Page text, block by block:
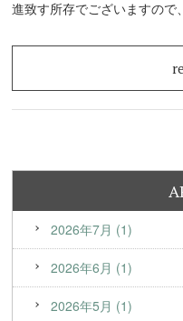
進致す所存でございますの
2026年7月 (1)
2026年6月 (1)
2026年5月 (1)